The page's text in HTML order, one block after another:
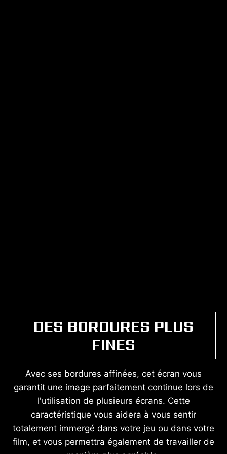
DES BORDURES PLUS
FINES
Avec ses bordures affinées, cet écran vous
garantit une image parfaitement continue lors de
l'utilisation de plusieurs écrans. Cette
caractéristique vous aidera à vous sentir
totalement immergé dans votre jeu ou dans votre
film, et vous permettra également de travailler de